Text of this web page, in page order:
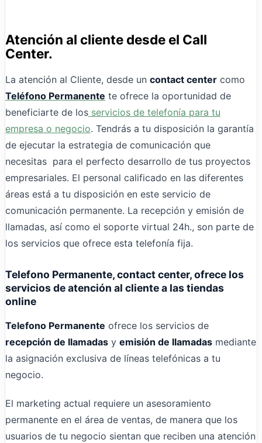
Atención al cliente desde el Call
Center.
La atención al Cliente, desde un contact center como
Teléfono Permanente te ofrece la oportunidad de
beneficiarte de los servicios de telefonía para tu
empresa o negocio. Tendrás a tu disposición la garantía
de ejecutar la estrategia de comunicación que
necesitas para el perfecto desarrollo de tus proyectos
empresariales. El personal calificado en las diferentes
áreas está a tu disposición en este servicio de
comunicación permanente. La recepción y emisión de
llamadas, así como el soporte virtual 24h., son parte de
los servicios que ofrece esta telefonía fija.
Telefono Permanente, contact center, ofrece los
servicios de atención al cliente a las tiendas
online
Telefono Permanente ofrece los servicios de
recepción de llamadas y emisión de llamadas mediante
la asignación exclusiva de líneas telefónicas a tu
negocio.
El marketing actual requiere un asesoramiento
permanente en el área de ventas, de manera que los
usuarios de tu negocio sientan que reciben una atención